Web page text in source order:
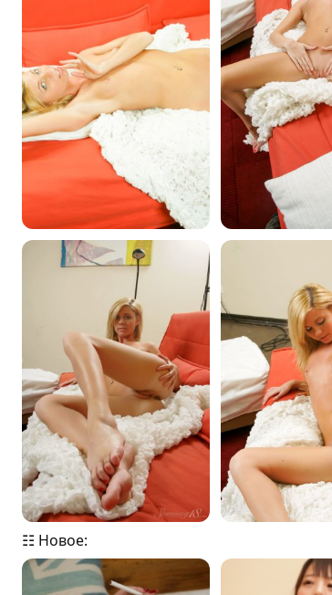
☷ Новое: